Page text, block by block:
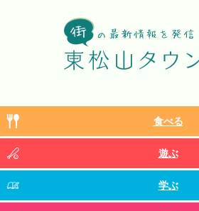
食べる
遊ぶ
学ぶ